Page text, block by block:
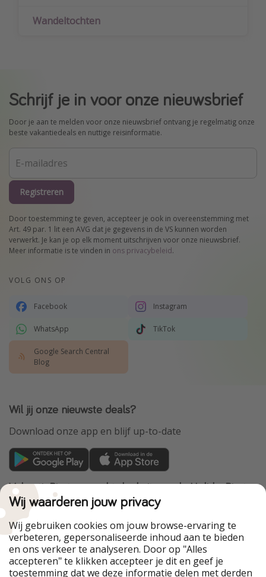
Wandeltochten
Schrijf je in voor onze nieuwsbrief
Door je aan te melden voor onze nieuwsbrief ontvang je regelmatig onze
beste vakantiedeals en nuttige reisinformatie.
Registreren
Door toestemming te geven, accepteer je ook in overeenstemming met
Art. 49 par. 1 lit een AVG dat je gegevens in de VS kunnen worden
verwerkt. Je kan je op elk moment uitschrijven voor onze nieuwsbrief.
Meer informatie is te vinden in ons privacybeleid.
VOLG ONS OP
Facebook Instagram
WhatsApp TikTok
Google Search Central
Blog
Wil jij onze nieuwste deals?
Download onze app en blijf up-to-date
VakantiePiraten maakt deel uit van de HolidayPirates
Group
Onze markten
PiratinViaggio
HolidayPirates
WakacyjniPiraci
VoyagesPirates
Ferienpiraten
Urlaubspiraten
Urlaubspiraten
ViajerosPiratas
Wij waarderen jouw privacy
Wij gebruiken cookies om jouw browse-ervaring te
verbeteren, gepersonaliseerde inhoud aan te bieden
en ons verkeer te analyseren. Door op "Alles
accepteren" te klikken accepteer je dit en geef je
toestemming dat we deze informatie delen met derden